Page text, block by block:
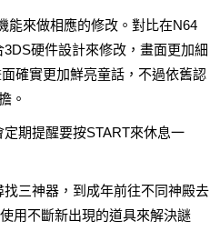
能來做相應的修改。對比在N64
硬件設計來修改，畫面更加細
確實更加鮮亮童話，不過依舊認
。
期提醒要按START來休息一
三神器，到成年前往不同神殿去
用不斷新出現的道具來解決謎